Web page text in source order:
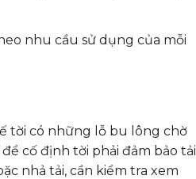
nhu cầu sử dụng của mỗi
tời có những lỗ bu lông chờ
cố định tời phải đảm bảo tải
nhả tải, cần kiểm tra xem